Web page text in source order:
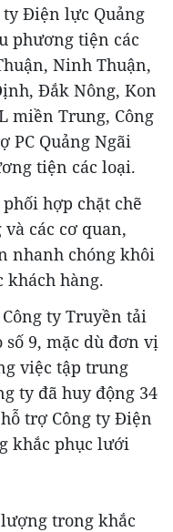
Điện lực Quảng
phương tiện các
Ninh Thuận,
Đắk Nông, Kon
miền Trung, Công
PC Quảng Ngãi
tiện các loại.
hợp chặt chẽ
các cơ quan,
nhanh chóng khôi
khách hàng.
Công ty Truyền tải
số 9, mặc dù đơn vị
việc tập trung
ty đã huy động 34
trợ Công ty Điện
khắc phục lưới
trong khắc